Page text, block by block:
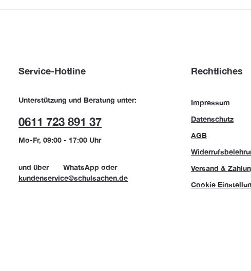
Service-Hotline
Unterstützung und Beratung unter:
0611 723 891 37
Mo-Fr, 09:00 - 17:00 Uhr
und über WhatsApp oder
kundenservice@schulsachen.de
Rechtliches
Impressum
Datenschutz
AGB
Versand &
Cookie